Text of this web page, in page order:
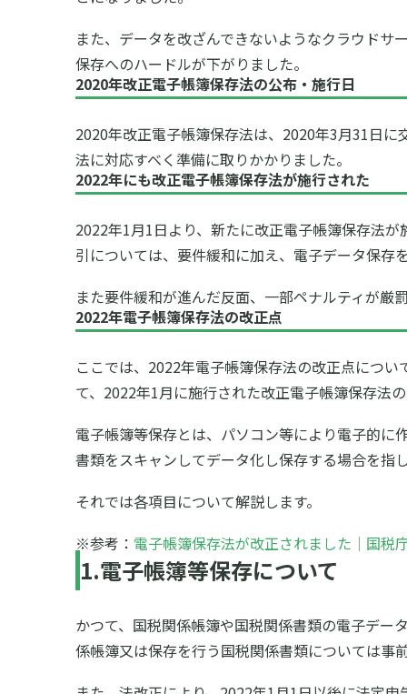
また、データを改ざんできないようなクラウド
保存へのハードルが下がりました。
2020年改正電子帳簿保存法の公布・施行日
2020年改正電子帳簿保存法は、2020年3月31日
法に対応すべく準備に取りかかりました。
2022年にも改正電子帳簿保存法が施行された
2022年1月1日より、新たに改正電子帳簿保存法
引については、要件緩和に加え、電子データ保存
また要件緩和が進んだ反面、一部ペナルティが厳
2022年電子帳簿保存法の改正点
ここでは、2022年電子帳簿保存法の改正点につ
て、2022年1月に施行された改正電子帳簿保存法
電子帳簿等保存とは、パソコン等により電子的に
書類をスキャンしてデータ化し保存する場合を指
それでは各項目について解説します。
※参考： 電子帳簿保存法が改正されました｜国税
1.電子帳簿等保存について
かつて、国税関係帳簿や国税関係書類の電子デ
係帳簿又は保存を行う国税関係書類については事